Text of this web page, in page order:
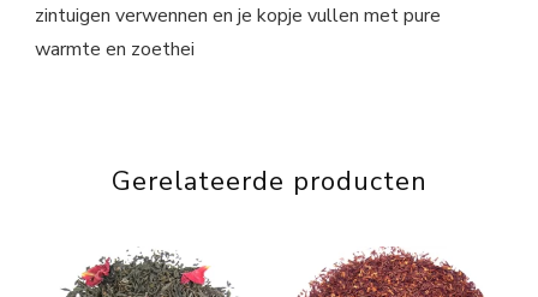
zintuigen verwennen en je kopje vullen met pure
warmte en zoethei
Gerelateerde producten